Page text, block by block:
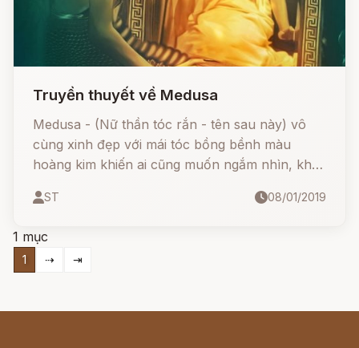
Truyền thuyết về Medusa
Medusa - (Nữ thần tóc rắn - tên sau này) vô
cùng xinh đẹp với mái tóc bồng bềnh màu
hoàng kim khiến ai cũng muốn ngắm nhìn, khác
rắn trên đầu, những cái răng nanh như của lợn
ST 08/01/2019
1 mục
1 ⇢ ⇥